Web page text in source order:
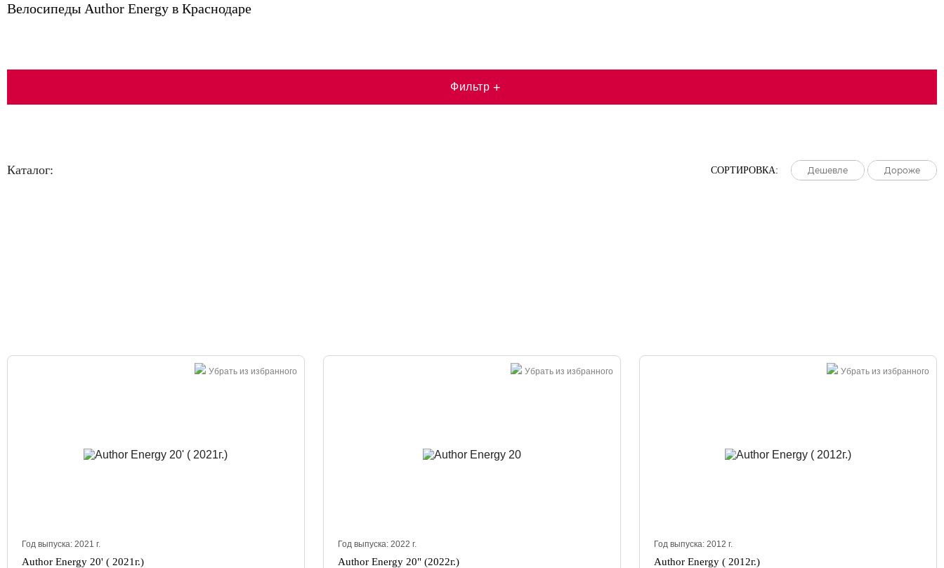
Велосипеды Author Energy в Краснодаре
Фильтр +
Каталог: СОРТИРОВКА: Дешевле
Дешевле
Дешевле Дороже
Дороже
Дороже
Убрать из избранного
Год выпуска: 2021 г.
Author Energy 20' ( 2021г.)
Убрать из избранного
Год выпуска:2022г.
Author Energy 20" (2022г.)
Убрать из избранного
Год выпуска:2012г.
Author Energy ( 2012г.)